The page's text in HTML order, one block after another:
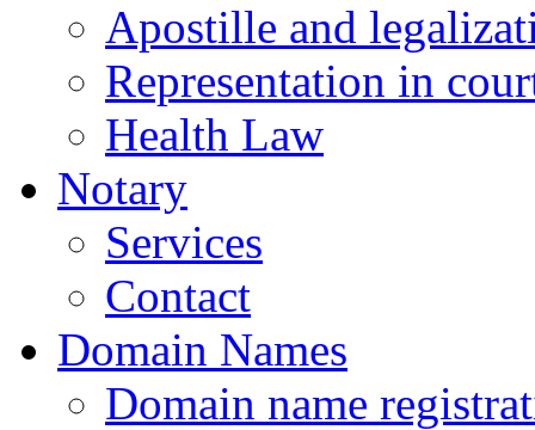
Apostille and
Representation in
Health Law
Notary
Services
Contact
Domain Names
Domain name